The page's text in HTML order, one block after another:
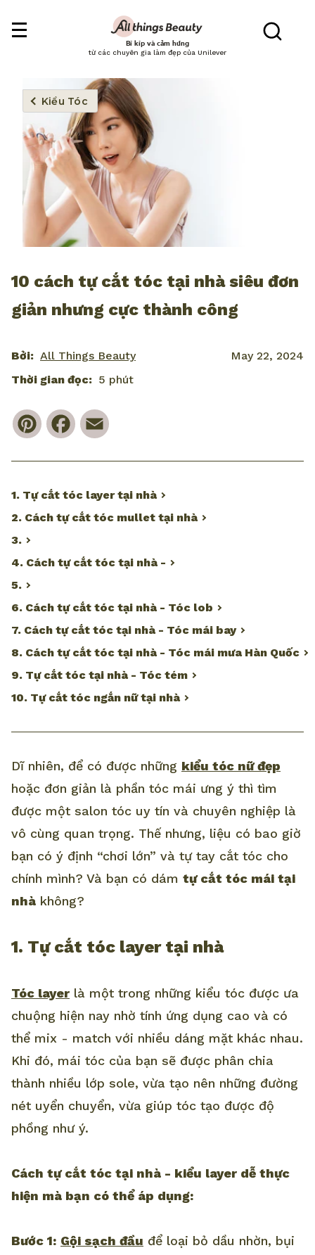
Bí kíp và cảm hứng
từ các chuyên gia làm đẹp của Unilever
Kiểu Tóc
10 cách tự cắt tóc tại nhà siêu đơn
giản nhưng cực thành công
Bởi: All Things Beauty
May 22, 2024
Thời gian đọc: 5 phút
PinterestFacebook
1. Tự cắt tóc layer tại nhà
2. Cách tự cắt tóc mullet tại nhà
3.
4. Cách tự cắt tóc tại nhà -
5.
6. Cách tự cắt tóc tại nhà - Tóc lob
7. Cách tự cắt tóc tại nhà - Tóc mái bay
8. Cách tự cắt tóc tại nhà - Tóc mái mưa Hàn Quốc
9. Tự cắt tóc tại nhà - Tóc tém
10. Tự cắt tóc ngắn nữ tại nhà
Dĩ nhiên, để có được những kiểu tóc nữ đẹp
hoặc đơn giản là phần tóc mái ưng ý thì tìm
được một salon tóc uy tín và chuyên nghiệp là
vô cùng quan trọng. Thế nhưng, liệu có bao giờ
bạn có ý định “chơi lớn” và tự tay cắt tóc cho
chính mình? Và bạn có dám tự cắt tóc mái tại
nhà không?
1. Tự cắt tóc layer tại nhà
Tóc layer là một trong những kiểu tóc được ưa
chuộng hiện nay nhờ tính ứng dụng cao và có
thể mix - match với nhiều dáng mặt khác nhau.
Khi đó, mái tóc của bạn sẽ được phân chia
thành nhiều lớp sole, vừa tạo nên những đường
nét uyển chuyển, vừa giúp tóc tạo được độ
phồng như ý.
Cách tự cắt tóc tại nhà - kiểu layer dễ thực
hiện mà bạn có thể áp dụng:
Bước 1: Gội sạch đầu để loại bỏ dầu nhờn, bụi